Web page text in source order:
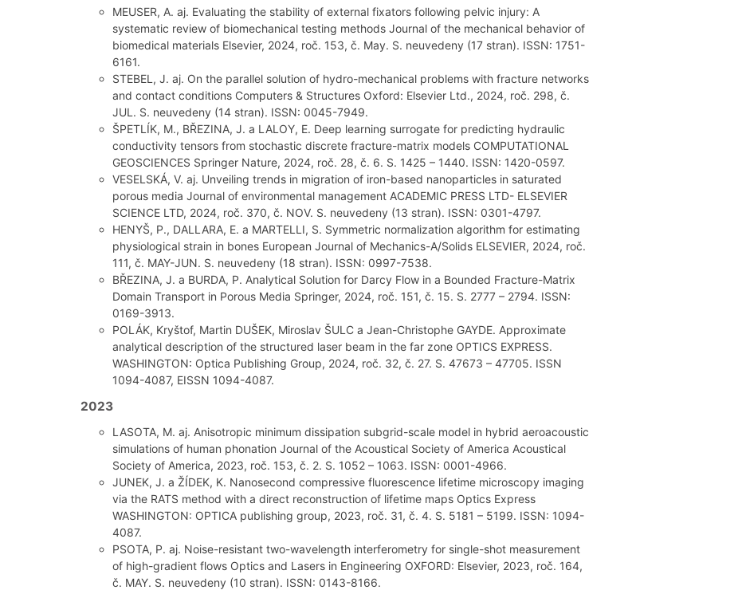
MEUSER, A. aj. Evaluating the stability of external fixators following pelvic injury: A
systematic review of biomechanical testing methods Journal of the mechanical behavior of
biomedical materials Elsevier, 2024, roč. 153, č. May. S. neuvedeny (17 stran). ISSN: 1751-
6161.
STEBEL, J. aj. On the parallel solution of hydro-mechanical problems with fracture networks
and contact conditions Computers & Structures Oxford: Elsevier Ltd., 2024, roč. 298, č.
JUL. S. neuvedeny (14 stran). ISSN: 0045-7949.
ŠPETLÍK, M., BŘEZINA, J. a LALOY, E. Deep learning surrogate for predicting hydraulic
conductivity tensors from stochastic discrete fracture-matrix models COMPUTATIONAL
GEOSCIENCES Springer Nature, 2024, roč. 28, č. 6. S. 1425 – 1440. ISSN: 1420-0597.
VESELSKÁ, V. aj. Unveiling trends in migration of iron-based nanoparticles in saturated
porous media Journal of environmental management ACADEMIC PRESS LTD- ELSEVIER
SCIENCE LTD, 2024, roč. 370, č. NOV. S. neuvedeny (13 stran). ISSN: 0301-4797.
HENYŠ, P., DALLARA, E. a MARTELLI, S. Symmetric normalization algorithm for estimating
physiological strain in bones European Journal of Mechanics-A/Solids ELSEVIER, 2024, roč.
111, č. MAY-JUN. S. neuvedeny (18 stran). ISSN: 0997-7538.
BŘEZINA, J. a BURDA, P. Analytical Solution for Darcy Flow in a Bounded Fracture-Matrix
Domain Transport in Porous Media Springer, 2024, roč. 151, č. 15. S. 2777 – 2794. ISSN:
0169-3913.
POLÁK, Kryštof, Martin DUŠEK, Miroslav ŠULC a Jean-Christophe GAYDE. Approximate
analytical description of the structured laser beam in the far zone OPTICS EXPRESS.
WASHINGTON: Optica Publishing Group, 2024, roč. 32, č. 27. S. 47673 – 47705. ISSN
1094-4087, EISSN 1094-4087.
2023
LASOTA, M. aj. Anisotropic minimum dissipation subgrid-scale model in hybrid aeroacoustic
simulations of human phonation Journal of the Acoustical Society of America Acoustical
Society of America, 2023, roč. 153, č. 2. S. 1052 – 1063. ISSN: 0001-4966.
JUNEK, J. a ŽÍDEK, K. Nanosecond compressive fluorescence lifetime microscopy imaging
via the RATS method with a direct reconstruction of lifetime maps Optics Express
WASHINGTON: OPTICA publishing group, 2023, roč. 31, č. 4. S. 5181 – 5199. ISSN: 1094-
4087.
PSOTA, P. aj. Noise-resistant two-wavelength interferometry for single-shot measurement
of high-gradient flows Optics and Lasers in Engineering OXFORD: Elsevier, 2023, roč. 164,
č. MAY. S. neuvedeny (10 stran). ISSN: 0143-8166.